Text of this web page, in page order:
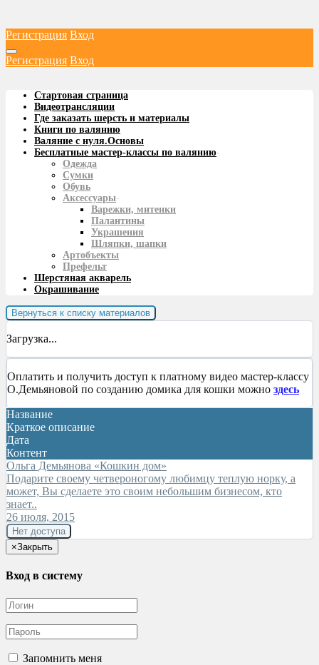
Регистрация Вход
Регистрация Вход
Стартовая страница
Видеотрансляции
Где заказать шерсть и материалы
Книги по валянию
Валяние с нуля.Основы
Бесплатные мастер-классы по валянию-
Одежда
Сумки
Обувь
Аксессуары-
Варежки, митенки
Палантины
Украшения
Шляпки, шапки
Артобъекты
Префельт
Шерстяная акварель
Окрашивание
Вернуться к списку материалов
Загрузка...
Оплатить и получить доступ к платному видео мастер-классу
О.Демьяновой по созданию домика для кошки можно здесь
Название
Краткое описание
Дата
Контент
Ольга Демьянова «Кошкин дом»
Подарите своему четвероногому любимцу теплую норку, а
может, Вы сделаете это своим небольшим бизнесом, кто
знает..
26 июля, 2015
Нет доступа
×Закрыть
Вход в систему
Запомнить меня